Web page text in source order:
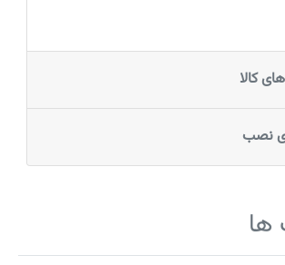
کالا
نصب
ها